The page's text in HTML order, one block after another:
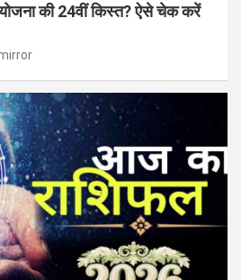
की 24वीं किस्त? ऐसे चेक करें